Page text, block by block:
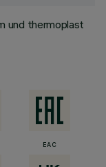
und thermoplast
EAC